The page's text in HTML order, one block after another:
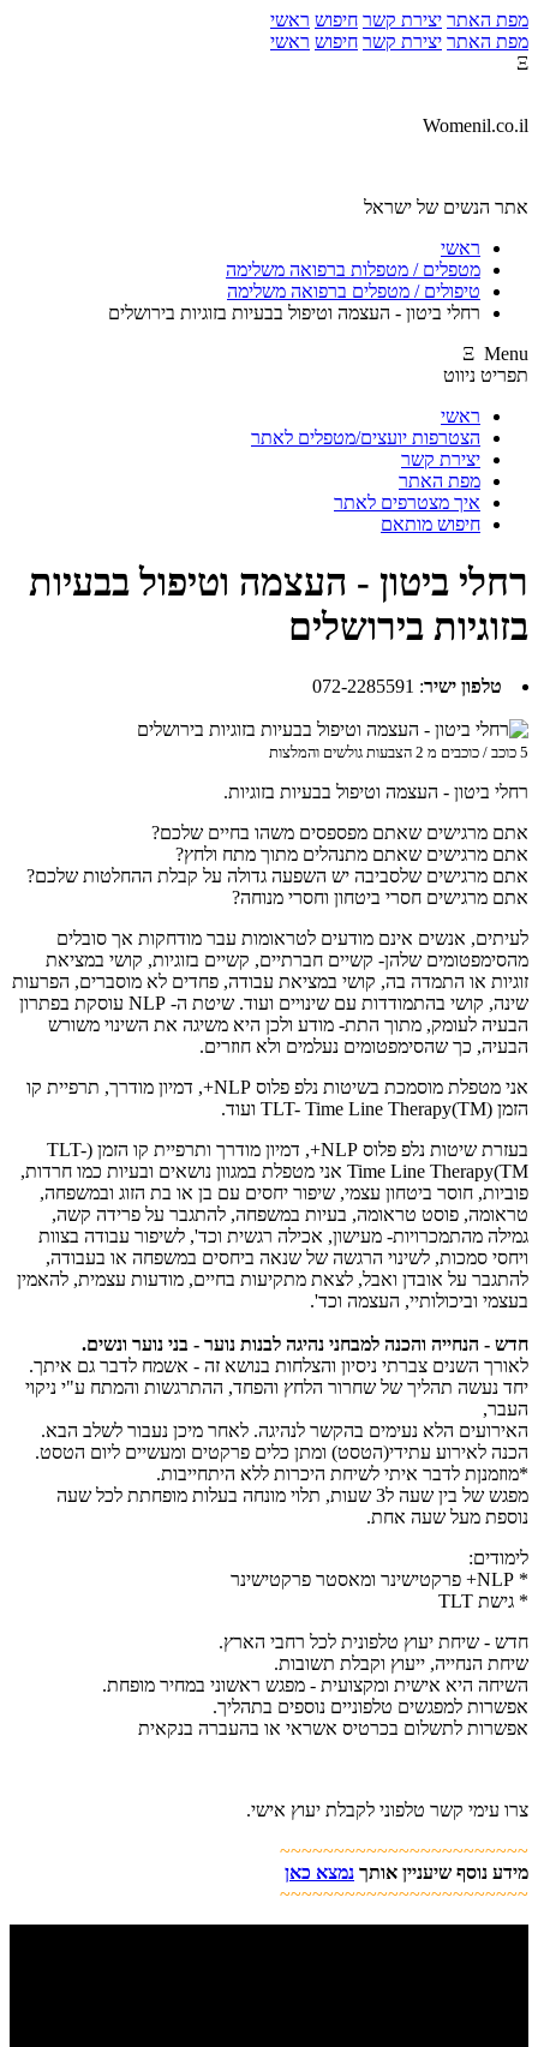
מפת האתר יצירת קשר חיפוש ראשי
מפת האתר יצירת קשר חיפוש ראשי
Ξ
Womenil.co.il
אתר הנשים של ישראל
ראשי
מטפלים / מטפלות ברפואה משלימה
טיפולים / מטפלים ברפואה משלימה
רחלי ביטון - העצמה וטיפול בבעיות בזוגיות בירושלים
Ξ Menu
תפריט ניווט
ראשי
הצטרפות יועצים/מטפלים לאתר
יצירת קשר
מפת האתר
איך מצטרפים לאתר
חיפוש מותאם
רחלי ביטון - העצמה וטיפול בבעיות
בזוגיות בירושלים
טלפון ישיר:
072-2285591
5 כוכב / כוכבים מ 2 הצבעות גולשים והמלצות
רחלי ביטון - העצמה וטיפול בבעיות בזוגיות.
אתם מרגישים שאתם מפספסים משהו בחיים שלכם?
אתם מרגישים שאתם מתנהלים מתוך מתח ולחץ?
אתם מרגישים שלסביבה יש השפעה גדולה על קבלת ההחלטות שלכם?
אתם מרגישים חסרי ביטחון וחסרי מנוחה?
לעיתים, אנשים אינם מודעים לטראומות עבר מודחקות אך סובלים
מהסימפטומים שלהן- קשיים חברתיים, קשיים בזוגיות, קושי במציאת
זוגיות או התמדה בה, קושי במציאת עבודה, פחדים לא מוסברים, הפרעות
שינה, קושי בהתמודדות עם שינויים ועוד. שיטת ה- NLP עוסקת בפתרון
הבעיה לעומק, מתוך התת- מודע ולכן היא משיגה את השינוי משורש
הבעיה, כך שהסימפטומים נעלמים ולא חוזרים.
אני מטפלת מוסמכת בשיטות נלפ פלוס NLP+, דמיון מודרך, תרפיית קו
הזמן (TLT- Time Line Therapy(TM ועוד.
בעזרת שיטות נלפ פלוס NLP+, דמיון מודרך ותרפיית קו הזמן (TLT-
Time Line Therapy(TM אני מטפלת במגוון נושאים ובעיות כמו חרדות,
פוביות, חוסר ביטחון עצמי, שיפור יחסים עם בן או בת הזוג ובמשפחה,
טראומה, פוסט טראומה, בעיות במשפחה, להתגבר על פרידה קשה,
גמילה מהתמכרויות- מעישון, אכילה רגשית וכד', לשיפור עבודה בצוות
ויחסי סמכות, לשינוי הרגשה של שנאה ביחסים במשפחה או בעבודה,
להתגבר על אובדן ואבל, לצאת מתקיעות בחיים, מודעות עצמית, להאמין
בעצמי וביכולותיי, העצמה וכד'.
חדש - הנחייה והכנה למבחני נהיגה לבנות נוער - בני נוער ונשים.
לאורך השנים צברתי ניסיון והצלחות בנושא זה - אשמח לדבר גם איתך.
יחד נעשה תהליך של שחרור הלחץ והפחד, ההתרגשות והמתח ע"י ניקוי
העבר,
האירועים הלא נעימים בהקשר לנהיגה. לאחר מיכן נעבור לשלב הבא.
הכנה לאירוע עתידי(הטסט) ומתן כלים פרקטים ומעשיים ליום הטסט.
*מוזמנןת לדבר איתי לשיחת היכרות ללא היתחייבות.
מפגש של בין שעה ל3 שעות, תלוי מונחה בעלות מופחתת לכל שעה
נוספת מעל שעה אחת.
לימודים:
* NLP+ פרקטישינר ומאסטר פרקטישינר
* גישת TLT
חדש - שיחת יעוץ טלפונית לכל רחבי הארץ.
שיחת הנחייה, ייעוץ וקבלת תשובות.
השיחה היא אישית ומקצועית - מפגש ראשוני במחיר מופחת.
אפשרות למפגשים טלפוניים נוספים בתהליך.
אפשרות לתשלום בכרטיס אשראי או בהעברה בנקאית
צרו עימי קשר טלפוני לקבלת יעוץ אישי.
~~~~~~~~~~~~~~~~~~~~~~~
מידע נוסף שיעניין אותך נמצא כאן
~~~~~~~~~~~~~~~~~~~~~~~